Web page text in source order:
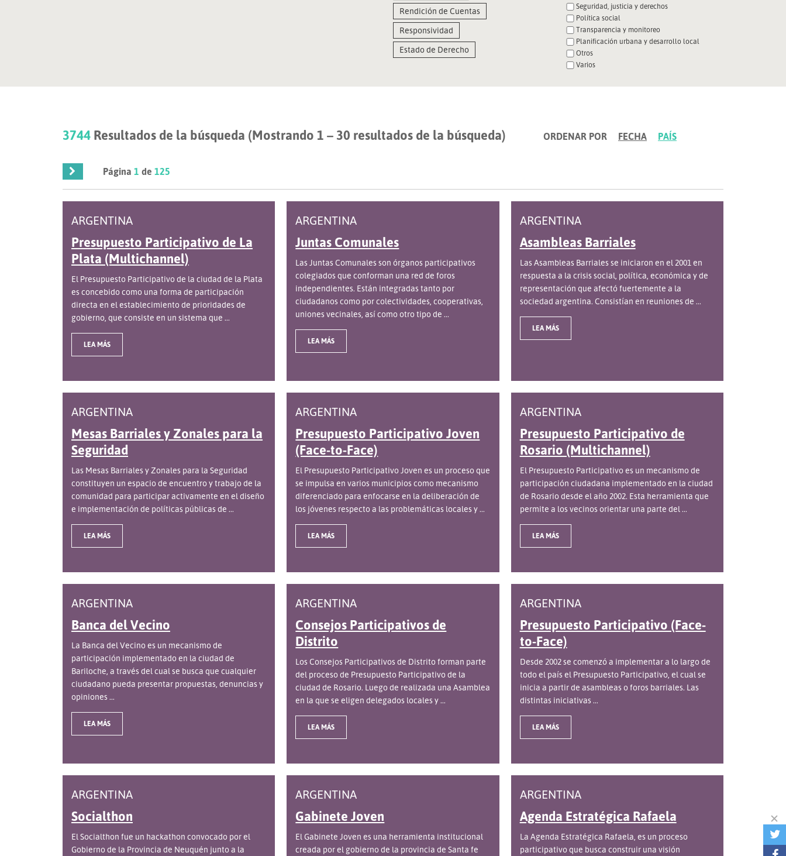
Rendición de Cuentas
Responsividad
Estado de Derecho
Seguridad, justicia y derechos
Política social
Transparencia y monitoreo
Planificación urbana y desarrollo local
Otros
Varios
3744 Resultados de la búsqueda (Mostrando 1 – 30 resultados de la búsqueda) ORDENAR POR FECHA PAÍS
Página1 de125
ARGENTINA
Presupuesto Participativo de La
Plata (Multichannel)
El Presupuesto Participativo de la ciudad de la Plata
es concebido como una forma de participación
directa en el establecimiento de prioridades de
gobierno, que consiste en un sistema que ...
LEA MÁS
ARGENTINA
Juntas Comunales
Las Juntas Comunales son órganos participativos
colegiados que conforman una red de foros
independientes. Están integradas tanto por
ciudadanos como por colectividades, cooperativas,
uniones vecinales, así como otro tipo de ...
LEA MÁS
ARGENTINA
Asambleas Barriales
Las Asambleas Barriales se iniciaron en el 2001 en
respuesta a la crisis social, política, económica y de
representación que afectó fuertemente a la
sociedad argentina. Consistían en reuniones de ...
LEA MÁS
ARGENTINA
Mesas Barriales y Zonales para la
Seguridad
Las Mesas Barriales y Zonales para la Seguridad
constituyen un espacio de encuentro y trabajo de la
comunidad para participar activamente en el diseño
e implementación de políticas públicas de ...
LEA MÁS
ARGENTINA
Presupuesto Participativo Joven
(Face-to-Face)
El Presupuesto Participativo Joven es un proceso que
se impulsa en varios municipios como mecanismo
diferenciado para enfocarse en la deliberación de
los jóvenes respecto a las problemáticas locales y ...
LEA MÁS
ARGENTINA
Presupuesto Participativo de
Rosario (Multichannel)
El Presupuesto Participativo es un mecanismo de
participación ciudadana implementado en la ciudad
de Rosario desde el año 2002. Esta herramienta que
permite a los vecinos orientar una parte del ...
LEA MÁS
ARGENTINA
Banca del Vecino
La Banca del Vecino es un mecanismo de
participación implementado en la ciudad de
Bariloche, a través del cual se busca que cualquier
ciudadano pueda presentar propuestas, denuncias y
opiniones ...
LEA MÁS
ARGENTINA
Consejos Participativos de
Distrito
Los Consejos Participativos de Distrito forman parte
del proceso de Presupuesto Participativo de la
ciudad de Rosario. Luego de realizada una Asamblea
en la que se eligen delegados locales y ...
LEA MÁS
ARGENTINA
Presupuesto Participativo (Face-
to-Face)
Desde 2002 se comenzó a implementar a lo largo de
todo el país el Presupuesto Participativo, el cual se
inicia a partir de asambleas o foros barriales. Las
distintas iniciativas ...
LEA MÁS
ARGENTINA
Socialthon
El Socialthon fue un hackathon convocado por el
Gobierno de la Provincia de Neuquén junto a la
ARGENTINA
Gabinete Joven
El Gabinete Joven es una herramienta institucional
creada por el gobierno de la provincia de Santa fe
ARGENTINA
Agenda Estratégica Rafaela
La Agenda Estratégica Rafaela, es un proceso
participativo que busca construir una visión